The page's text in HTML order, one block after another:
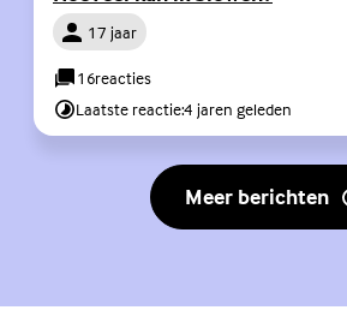
Persoon17 jaar
16reacties
Laatste reactie:4 jaren geleden
Meer berichten